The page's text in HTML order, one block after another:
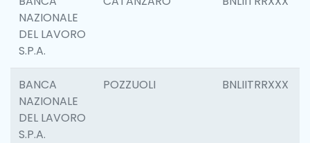
NAZIONALE
DEL LAVORO
S.P.A.
BANCA
NAZIONALE
DEL LAVORO
S.P.A.
POZZUOLI BNLIITRRXXX